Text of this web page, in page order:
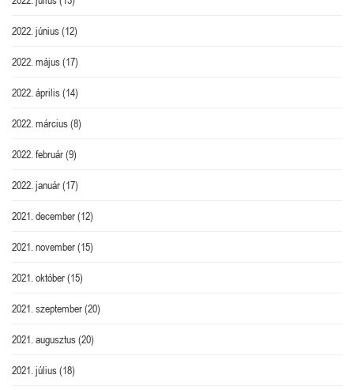
2022. június(12)
2022. május(17)
2022. április(14)
2022. március(8)
2022. február(9)
2022. január(17)
2021. december(12)
2021. november(15)
2021. október(15)
2021. szeptember(20)
2021. augusztus(20)
2021. július(18)